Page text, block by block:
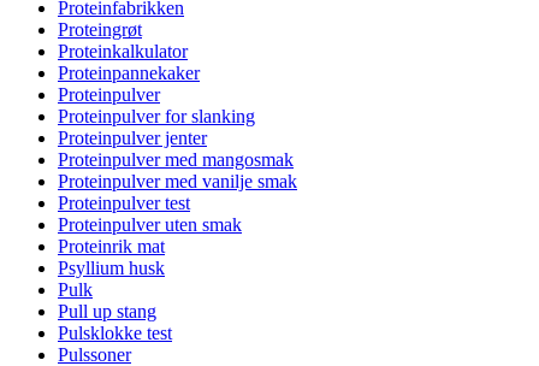
Proteinfabrikken
Proteingrøt
Proteinkalkulator
Proteinpannekaker
Proteinpulver
Proteinpulver for slanking
Proteinpulver jenter
Proteinpulver med mangosmak
Proteinpulver med vanilje smak
Proteinpulver test
Proteinpulver uten smak
Proteinrik mat
Psyllium husk
Pulk
Pull up stang
Pulsklokke test
Pulssoner